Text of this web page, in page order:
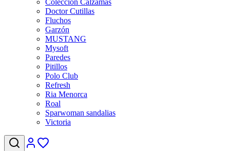
Colección Calzamas
Doctor Cutillas
Fluchos
Garzón
MUSTANG
Mysoft
Paredes
Pitillos
Polo Club
Refresh
Ria Menorca
Roal
Sparwoman sandalias
Victoria